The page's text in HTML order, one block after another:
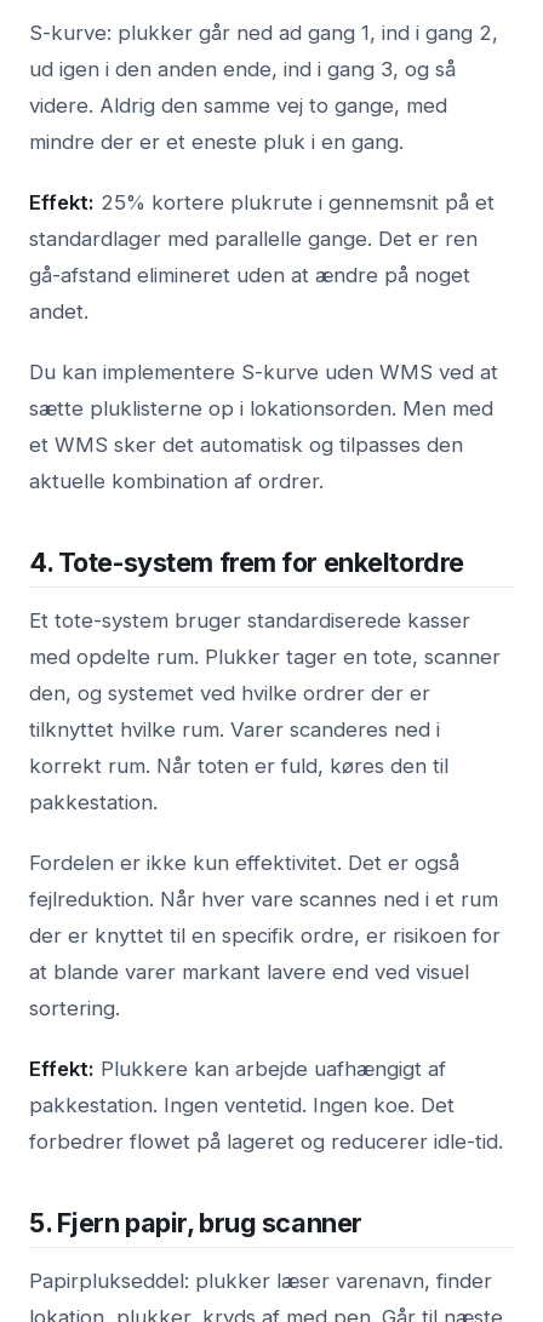
S-kurve: plukker går ned ad gang 1, ind i gang 2,
ud igen i den anden ende, ind i gang 3, og så
videre. Aldrig den samme vej to gange, med
mindre der er et eneste pluk i en gang.
Effekt: 25% kortere plukrute i gennemsnit på et
standardlager med parallelle gange. Det er ren
gå-afstand elimineret uden at ændre på noget
andet.
Du kan implementere S-kurve uden WMS ved at
sætte pluklisterne op i lokationsorden. Men med
et WMS sker det automatisk og tilpasses den
aktuelle kombination af ordrer.
4. Tote-system frem for enkeltordre
Et tote-system bruger standardiserede kasser
med opdelte rum. Plukker tager en tote, scanner
den, og systemet ved hvilke ordrer der er
tilknyttet hvilke rum. Varer scanderes ned i
korrekt rum. Når toten er fuld, køres den til
pakkestation.
Fordelen er ikke kun effektivitet. Det er også
fejlreduktion. Når hver vare scannes ned i et rum
der er knyttet til en specifik ordre, er risikoen for
at blande varer markant lavere end ved visuel
sortering.
Effekt: Plukkere kan arbejde uafhængigt af
pakkestation. Ingen ventetid. Ingen koe. Det
forbedrer flowet på lageret og reducerer idle-tid.
5. Fjern papir, brug scanner
Papirplukseddel: plukker læser varenavn, finder
lokation, plukker, kryds af med pen. Går til næste.